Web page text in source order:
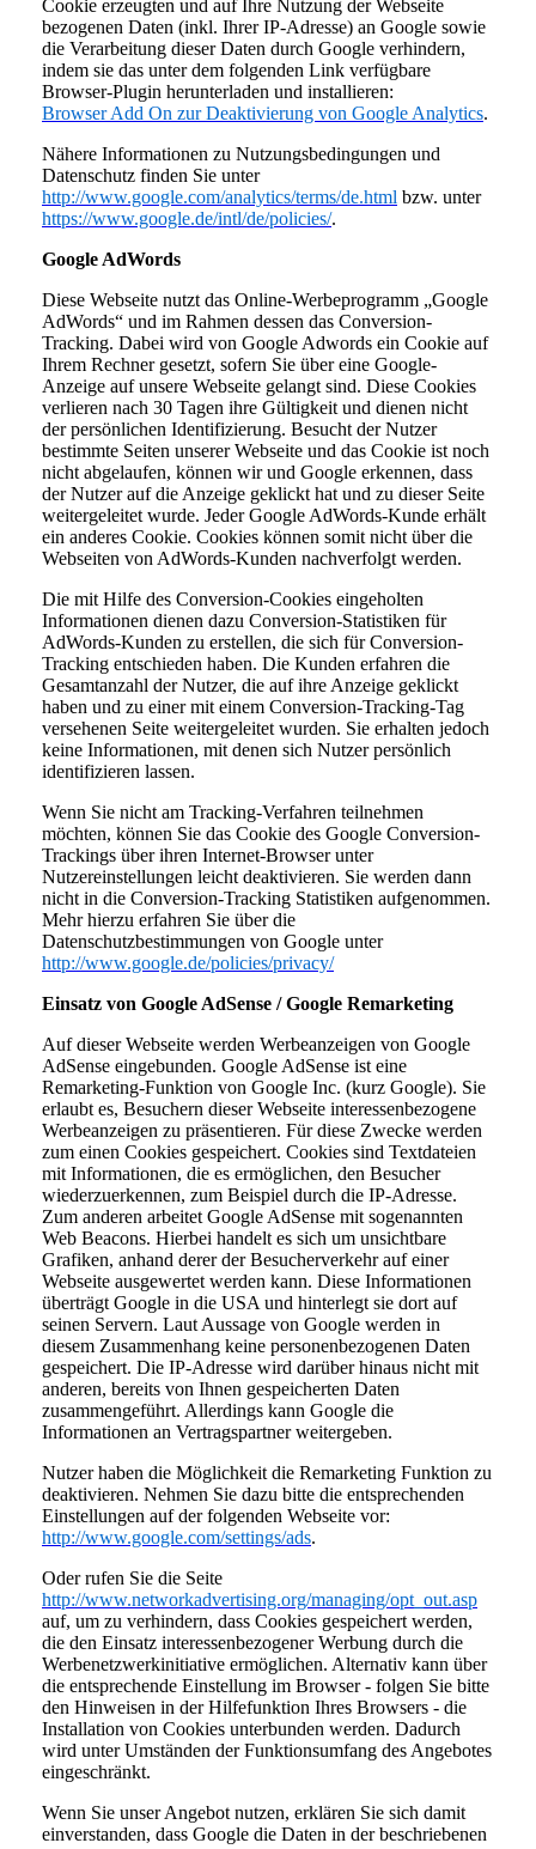
Cookie erzeugten und auf Ihre Nutzung der Webseite
bezogenen Daten (inkl. Ihrer IP-Adresse) an Google sowie
die Verarbeitung dieser Daten durch Google verhindern,
indem sie das unter dem folgenden Link verfügbare
Browser-Plugin herunterladen und installieren:
Browser Add On zur Deaktivierung von Google Analytics.
Nähere Informationen zu Nutzungsbedingungen und
Datenschutz finden Sie unter
http://www.google.com/analytics/terms/de.html bzw. unter
https://www.google.de/intl/de/policies/.
Google AdWords
Diese Webseite nutzt das Online-Werbeprogramm „Google
AdWords“ und im Rahmen dessen das Conversion-
Tracking. Dabei wird von Google Adwords ein Cookie auf
Ihrem Rechner gesetzt, sofern Sie über eine Google-
Anzeige auf unsere Webseite gelangt sind. Diese Cookies
verlieren nach 30 Tagen ihre Gültigkeit und dienen nicht
der persönlichen Identifizierung. Besucht der Nutzer
bestimmte Seiten unserer Webseite und das Cookie ist noch
nicht abgelaufen, können wir und Google erkennen, dass
der Nutzer auf die Anzeige geklickt hat und zu dieser Seite
weitergeleitet wurde. Jeder Google AdWords-Kunde erhält
ein anderes Cookie. Cookies können somit nicht über die
Webseiten von AdWords-Kunden nachverfolgt werden.
Die mit Hilfe des Conversion-Cookies eingeholten
Informationen dienen dazu Conversion-Statistiken für
AdWords-Kunden zu erstellen, die sich für Conversion-
Tracking entschieden haben. Die Kunden erfahren die
Gesamtanzahl der Nutzer, die auf ihre Anzeige geklickt
haben und zu einer mit einem Conversion-Tracking-Tag
versehenen Seite weitergeleitet wurden. Sie erhalten jedoch
keine Informationen, mit denen sich Nutzer persönlich
identifizieren lassen.
Wenn Sie nicht am Tracking-Verfahren teilnehmen
möchten, können Sie das Cookie des Google Conversion-
Trackings über ihren Internet-Browser unter
Nutzereinstellungen leicht deaktivieren. Sie werden dann
nicht in die Conversion-Tracking Statistiken aufgenommen.
Mehr hierzu erfahren Sie über die
Datenschutzbestimmungen von Google unter
http://www.google.de/policies/privacy/
Einsatz von Google AdSense / Google Remarketing
Auf dieser Webseite werden Werbeanzeigen von Google
AdSense eingebunden. Google AdSense ist eine
Remarketing-Funktion von Google Inc. (kurz Google). Sie
erlaubt es, Besuchern dieser Webseite interessenbezogene
Werbeanzeigen zu präsentieren. Für diese Zwecke werden
zum einen Cookies gespeichert. Cookies sind Textdateien
mit Informationen, die es ermöglichen, den Besucher
wiederzuerkennen, zum Beispiel durch die IP-Adresse.
Zum anderen arbeitet Google AdSense mit sogenannten
Web Beacons. Hierbei handelt es sich um unsichtbare
Grafiken, anhand derer der Besucherverkehr auf einer
Webseite ausgewertet werden kann. Diese Informationen
überträgt Google in die USA und hinterlegt sie dort auf
seinen Servern. Laut Aussage von Google werden in
diesem Zusammenhang keine personenbezogenen Daten
gespeichert. Die IP-Adresse wird darüber hinaus nicht mit
anderen, bereits von Ihnen gespeicherten Daten
zusammengeführt. Allerdings kann Google die
Informationen an Vertragspartner weitergeben.
Nutzer haben die Möglichkeit die Remarketing Funktion zu
deaktivieren. Nehmen Sie dazu bitte die entsprechenden
Einstellungen auf der folgenden Webseite vor:
http://www.google.com/settings/ads.
Oder rufen Sie die Seite
http://www.networkadvertising.org/managing/opt_out.asp
auf, um zu verhindern, dass Cookies gespeichert werden,
die den Einsatz interessenbezogener Werbung durch die
Werbenetzwerkinitiative ermöglichen. Alternativ kann über
die entsprechende Einstellung im Browser - folgen Sie bitte
den Hinweisen in der Hilfefunktion Ihres Browsers - die
Installation von Cookies unterbunden werden. Dadurch
wird unter Umständen der Funktionsumfang des Angebotes
eingeschränkt.
Wenn Sie unser Angebot nutzen, erklären Sie sich damit
einverstanden, dass Google die Daten in der beschriebenen